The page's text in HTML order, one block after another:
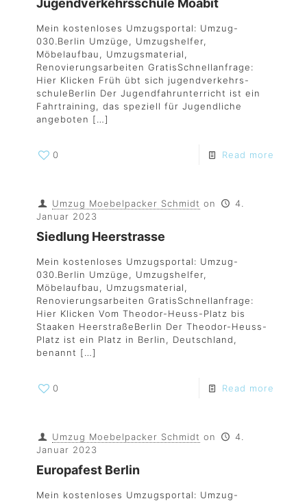
Jugendverkehrsschule Moabit
Mein kostenloses Umzugsportal: Umzug-
030.Berlin Umzüge, Umzugshelfer,
Möbelaufbau, Umzugsmaterial,
Renovierungsarbeiten GratisSchnellanfrage:
Hier Klicken Früh übt sich jugendverkehrs-
schuleBerlin Der Jugendfahrunterricht ist ein
Fahrtraining, das speziell für Jugendliche
angeboten […]
0 Read more
Umzug Moebelpacker Schmidt on
4.
Januar 2023
Siedlung Heerstrasse
Mein kostenloses Umzugsportal: Umzug-
030.Berlin Umzüge, Umzugshelfer,
Möbelaufbau, Umzugsmaterial,
Renovierungsarbeiten GratisSchnellanfrage:
Hier Klicken Vom Theodor-Heuss-Platz bis
Staaken HeerstraßeBerlin Der Theodor-Heuss-
Platz ist ein Platz in Berlin, Deutschland,
benannt […]
0 Read more
Umzug Moebelpacker Schmidt on
4.
Januar 2023
Europafest Berlin
Mein kostenloses Umzugsportal: Umzug-